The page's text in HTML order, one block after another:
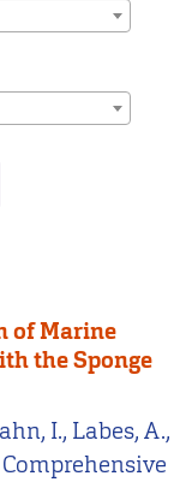
of Marine
the Sponge
I., Labes, A.,
Comprehensive